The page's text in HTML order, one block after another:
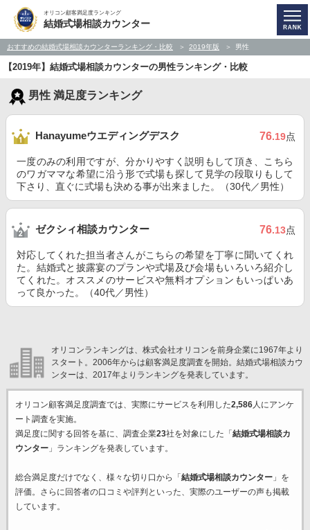
オリコン顧客満足度ランキング
結婚式場相談カウンター
おすすめの結婚式場相談カウンターランキング・比較 2019年版 男性
【2019年】結婚式場相談カウンターの男性ランキング・比較
男性 満足度ランキング
Hanayumeウエディングデスク 76.19点
一度のみの利用ですが、分かりやすく説明もして頂き、こちら
のワガママな希望に沿う形で式場も探して見学の段取りもして
下さり、直ぐに式場も決める事が出来ました。（30代／男性）
ゼクシィ相談カウンター 76.13点
対応してくれた担当者さんがこちらの希望を丁寧に聞いてくれ
た。結婚式と披露宴のプランや式場及び会場もいろいろ紹介し
てくれた。オススメのサービスや無料オプションもいっぱいあ
って良かった。（40代／男性）
オリコンランキングは、株式会社オリコンを前身企業に1967年より
スタート。2006年からは顧客満足度調査を開始。結婚式場相談カウ
ンターは、2017年よりランキングを発表しています。
オリコン顧客満足度調査では、実際にサービスを利用した2,586人にアンケ
ート調査を実施。
満足度に関する回答を基に、調査企業23社を対象にした「 結婚式場相談カ
ウンター」ランキングを発表しています。
総合満足度だけでなく、様々な切り口から「 結婚式場相談カウンター」を
評価。さらに回答者の口コミや評判といった、実際のユーザーの声も掲載
しています。